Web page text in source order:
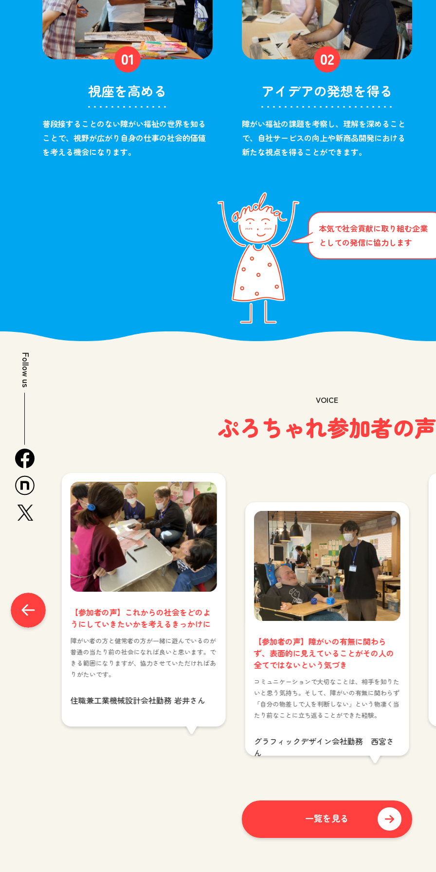
Follow us
視座を高める
普段接することのない障がい福祉の世界を知る
ことで、視野が広がり自身の仕事の社会的価値
を考える機会になります。
アイデアの発想を得る
障がい福祉の課題を考察し、理解を深めること
で、自社サービスの向上や新商品開発における
新たな視点を得ることができます。
本気で社会貢献に取り組む企業
としての発信に協力します
VOICE
ぷろちゃれ参加者の声
【参加者の声】これからの社会をどのよ
うにしていきたいかを考えるきっかけに
障がい者の方と健常者の方が一緒に遊んでいるのが
普通の当たり前の社会になれば良いと思います。で
きる範囲になりますが、協力させていただければあ
りがたいです。
住職兼工業機械設計会社勤務 岩井さん
【参加者の声】障がいの有無に関わら
ず、表面的に見えていることがその人の
全てではないという気づき
コミュニケーションで大切なことは、相手を知りた
いと思う気持ち。そして、障がいの有無に関わらず
「自分の物差しで人を判断しない」という物凄く当
たり前なことに立ち返ることができた経験。
グラフィックデザイン会社勤務 西宮さ
ん
一覧を見る